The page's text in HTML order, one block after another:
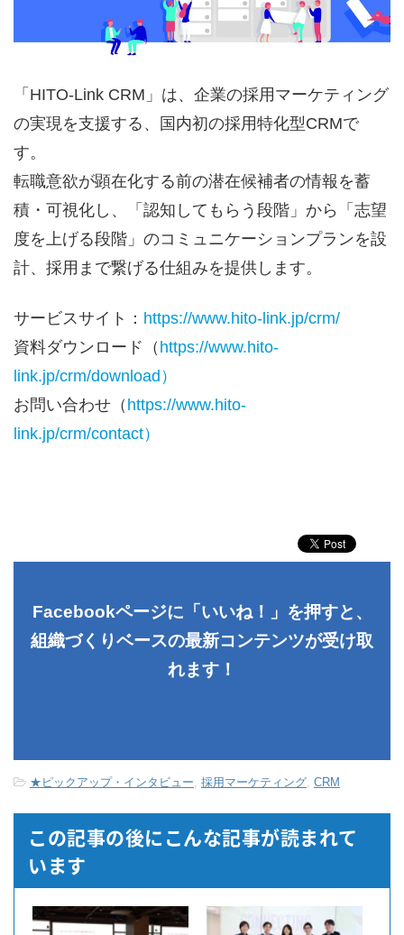
「HITO-Link CRM」は、企業の採用マーケティング
の実現を支援する、国内初の採用特化型CRMで
す。
転職意欲が顕在化する前の潜在候補者の情報を蓄
積・可視化し、「認知してもらう段階」から「志望
度を上げる段階」のコミュニケーションプランを設
計、採用まで繋げる仕組みを提供します。
サービスサイト： https://www.hito-link.jp/crm/
資料ダウンロード（ https://www.hito-
link.jp/crm/download）
お問い合わせ（ https://www.hito-
link.jp/crm/contact）
Facebookページに「いいね！」を押すと、
組織づくりベースの最新コンテンツが受け取
れます！
★ピックアップ・インタビュー 採用マーケティング CRM
この記事の後にこんな記事が読まれて
います